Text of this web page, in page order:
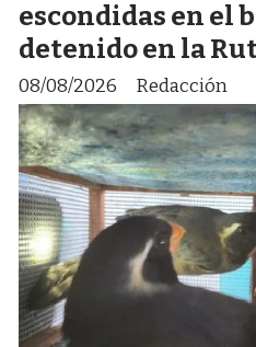
escondidas en el
detenido en la
Redacción
08/08/2026